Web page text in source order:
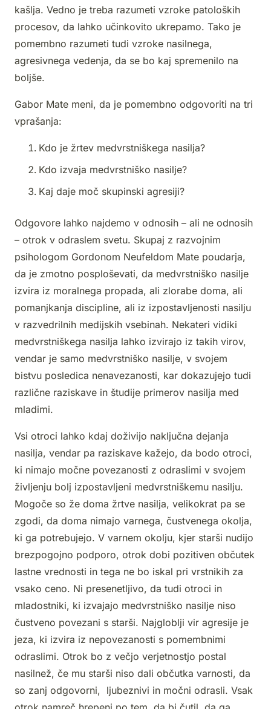
kašlja. Vedno je treba razumeti vzroke patoloških
procesov, da lahko učinkovito ukrepamo. Tako je
pomembno razumeti tudi vzroke nasilnega,
agresivnega vedenja, da se bo kaj spremenilo na
boljše.
Gabor Mate meni, da je pomembno odgovoriti na tri
vprašanja:
Kdo je žrtev medvrstniškega nasilja?
Kdo izvaja medvrstniško nasilje?
Kaj daje moč skupinski agresiji?
Odgovore lahko najdemo v odnosih – ali ne odnosih
– otrok v odraslem svetu. Skupaj z razvojnim
psihologom Gordonom Neufeldom Mate poudarja,
da je zmotno posploševati, da medvrstniško nasilje
izvira iz moralnega propada, ali zlorabe doma, ali
pomanjkanja discipline, ali iz izpostavljenosti nasilju
v razvedrilnih medijskih vsebinah. Nekateri vidiki
medvrstniškega nasilja lahko izvirajo iz takih virov,
vendar je samo medvrstniško nasilje, v svojem
bistvu posledica nenavezanosti, kar dokazujejo tudi
različne raziskave in študije primerov nasilja med
mladimi.
Vsi otroci lahko kdaj doživijo naključna dejanja
nasilja, vendar pa raziskave kažejo, da bodo otroci,
ki nimajo močne povezanosti z odraslimi v svojem
življenju bolj izpostavljeni medvrstniškemu nasilju.
Mogoče so že doma žrtve nasilja, velikokrat pa se
zgodi, da doma nimajo varnega, čustvenega okolja,
ki ga potrebujejo. V varnem okolju, kjer starši nudijo
brezpogojno podporo, otrok dobi pozitiven občutek
lastne vrednosti in tega ne bo iskal pri vrstnikih za
vsako ceno. Ni presenetljivo, da tudi otroci in
mladostniki, ki izvajajo medvrstniško nasilje niso
čustveno povezani s starši. Najgloblji vir agresije je
jeza, ki izvira iz nepovezanosti s pomembnimi
odraslimi. Otrok bo z večjo verjetnostjo postal
nasilnež, če mu starši niso dali občutka varnosti, da
so zanj odgovorni, ljubeznivi in močni odrasli. Vsak